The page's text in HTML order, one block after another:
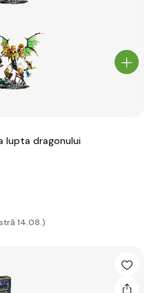
lupta dragonului
14.08.)